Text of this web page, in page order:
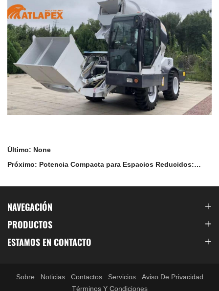
Último: None
Próximo: Potencia Compacta para Espacios Reducidos:
NAVEGACIÓN
PRODUCTOS
ESTAMOS EN CONTACTO
Sobre Noticias Contactos Servicios
Aviso De Privacidad
Términos Y Condiciones